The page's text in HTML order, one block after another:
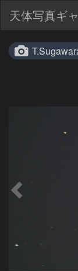
天体写真ギ